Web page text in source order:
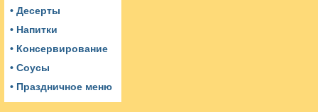
• Десерты
• Напитки
• Консервирование
• Соусы
• Праздничное меню